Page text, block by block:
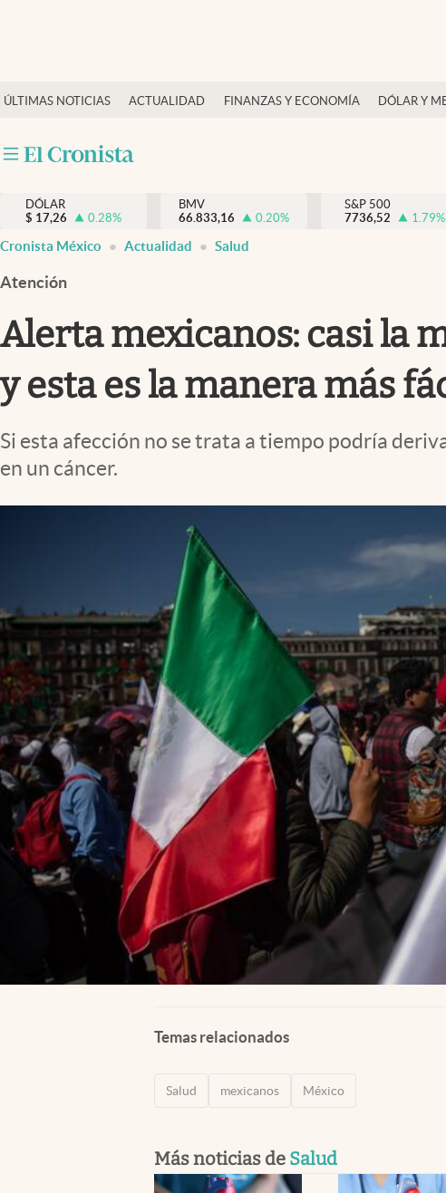
ÚLTIMAS NOTICIAS ACTUALIDAD FINANZAS Y ECONOMÍA DÓLAR Y
Actualidad
Internacionales
Opinión
Brand Strategy
Vida y estilo
Tv
Espiritualidad
DÓLAR
$ 17,26 0.28%
BMV
66.833,16
0.20%
S&P 500
7736,52
1.79%
Cronista México Actualidad Salud
Atención
Alerta mexicanos: casi la
y esta es la manera más
Si esta afección no se trata a tiempo podría
en un cáncer.
Temas relacionados
Salud mexicanos México
Más noticias de Salud